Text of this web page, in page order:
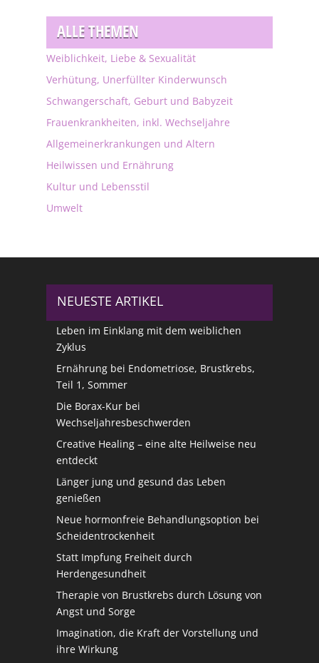
ALLE THEMEN
Weiblichkeit, Liebe & Sexualität
Verhütung, Unerfüllter Kinderwunsch
Schwangerschaft, Geburt und Babyzeit
Frauenkrankheiten, inkl. Wechseljahre
Allgemeinerkrankungen und Altern
Heilwissen und Ernährung
Kultur und Lebensstil
Umwelt
NEUESTE ARTIKEL
Leben im Einklang mit dem weiblichen
Zyklus
Ernährung bei Endometriose, Brustkrebs,
Teil 1, Sommer
Die Borax-Kur bei
Wechseljahresbeschwerden
Creative Healing – eine alte Heilweise neu
entdeckt
Länger jung und gesund das Leben
genießen
Neue hormonfreie Behandlungsoption bei
Scheidentrockenheit
Statt Impfung Freiheit durch
Herdengesundheit
Therapie von Brustkrebs durch Lösung von
Angst und Sorge
Imagination, die Kraft der Vorstellung und
ihre Wirkung